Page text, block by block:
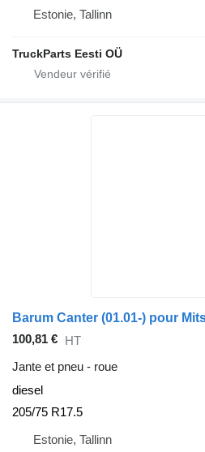
Estonie, Tallinn
TruckParts Eesti OÜ
Barum Canter (01.01-) pour
100,81 € HT
Jante et pneu - roue
diesel
205/75 R17.5
Estonie, Tallinn